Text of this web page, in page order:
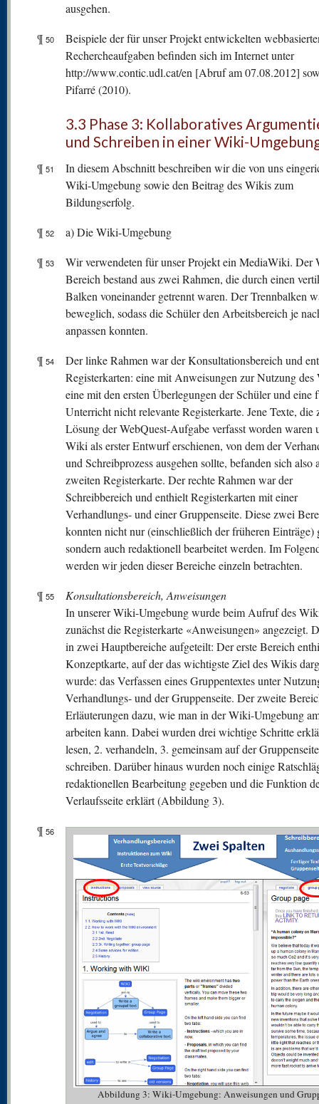
ausgehen.
¶ 50
Beispiele der für unser Projekt entwickelten
Rechercheaufgaben befinden sich im Internet unter
http://www.contic.udl.cat/en [Abruf am 07.08.2012]
Pifarré (2010).
3.3 Phase 3: Kollaboratives
und Schreiben in einer Wiki-
¶ 51
In diesem Abschnitt beschreiben wir die von uns
Wiki-Umgebung sowie den Beitrag des Wikis zum
Bildungserfolg.
¶ 52
a) Die Wiki-Umgebung
¶ 53
Wir verwendeten für unser Projekt ein MediaWiki. Der
Bereich bestand aus zwei Rahmen, die durch einen
Balken voneinander getrennt waren. Der Trennbalken
beweglich, sodass die Schüler den Arbeitsbereich je
anpassen konnten.
¶ 54
Der linke Rahmen war der Konsultationsbereich und
Registerkarten: eine mit Anweisungen zur Nutzung des
eine mit den ersten Überlegungen der Schüler und eine
Unterricht nicht relevante Registerkarte. Jene Texte, die
Lösung der WebQuest-Aufgabe verfasst worden waren
Wiki als erster Entwurf erschienen, von dem der
und Schreibprozess ausgehen sollte, befanden sich also
zweiten Registerkarte. Der rechte Rahmen war der
Schreibbereich und enthielt Registerkarten mit einer
Verhandlungs- und einer Gruppenseite. Diese zwei
konnten nicht nur (einschließlich der früheren Einträge)
sondern auch redaktionell bearbeitet werden. Im
werden wir jeden dieser Bereiche einzeln betrachten.
¶ 55
Konsultationsbereich, Anweisungen
In unserer Wiki-Umgebung wurde beim Aufruf des
zunächst die Registerkarte «Anweisungen» angezeigt.
in zwei Hauptbereiche aufgeteilt: Der erste Bereich
Konzeptkarte, auf der das wichtigste Ziel des Wikis
wurde: das Verfassen eines Gruppentextes unter
Verhandlungs- und der Gruppenseite. Der zweite
Erläuterungen dazu, wie man in der Wiki-Umgebung
arbeiten kann. Dabei wurden drei wichtige Schritte
lesen, 2. verhandeln, 3. gemeinsam auf der Gruppenseite
schreiben. Darüber hinaus wurden noch einige
redaktionellen Bearbeitung gegeben und die Funktion
Verlaufsseite erklärt (Abbildung 3).
¶ 56
Abbildung 3: Wiki-Umgebung: Anweisungen und